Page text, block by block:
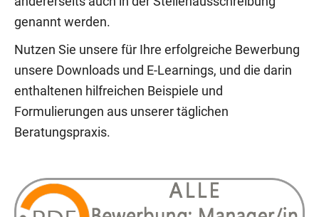
genannt werden.
Nutzen Sie unsere für Ihre erfolgreiche Bewerbung
unsere Downloads und E-Learnings, und die darin
enthaltenen hilfreichen Beispiele und
Formulierungen aus unserer täglichen
Beratungspraxis.